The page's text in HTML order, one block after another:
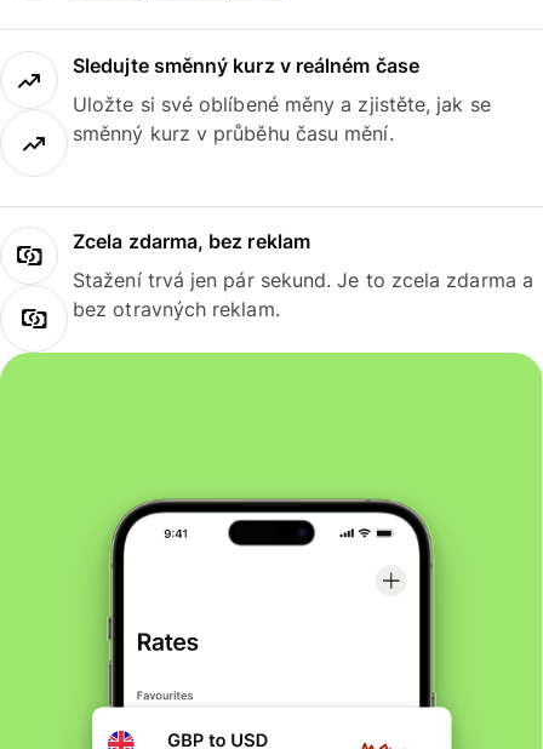
Sledujte směnný kurz v reálném čase
Uložte si své oblíbené měny a zjistěte, jak se
směnný kurz v průběhu času mění.
Zcela zdarma, bez reklam
Stažení trvá jen pár sekund. Je to zcela zdarma a
bez otravných reklam.